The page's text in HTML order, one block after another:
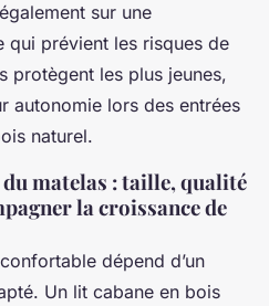
sur une
prévient les risques de
protègent les plus jeunes,
autonomie lors des entrées
naturel.
matelas : taille, qualité
la croissance de
dépend d’un
Un lit cabane en bois